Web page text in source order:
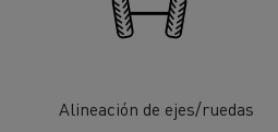
Alineación de ejes/ruedas